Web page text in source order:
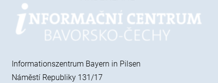
Informationszentrum Bayern in Pilsen
Náměstí Republiky 131/17